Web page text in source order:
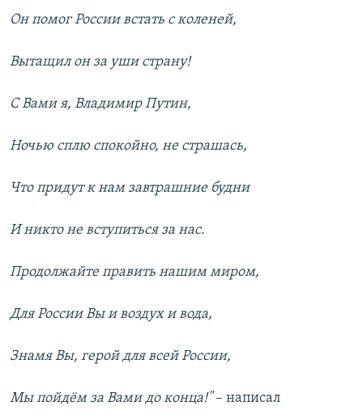
Он помог России встать с коленей,
Вытащил он за уши страну!
С Вами я, Владимир Путин,
Ночью сплю спокойно, не страшась,
Что придут к нам завтрашние будни
И никто не вступиться за нас.
Продолжайте править нашим миром,
Для России Вы и воздух и вода,
Знамя Вы, герой для всей России,
Мы пойдём за Вами до конца!"– написал